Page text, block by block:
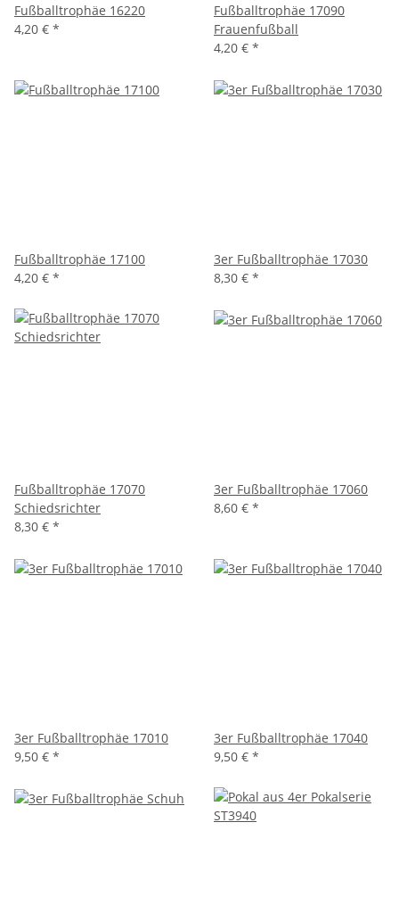
Fußballtrophäe 16220
4,20 € *
Fußballtrophäe 17090
Frauenfußball
4,20 € *
Fußballtrophäe 17100
4,20 € *
3er Fußballtrophäe 17030
8,30 € *
Fußballtrophäe 17070
Schiedsrichter
8,30 € *
3er Fußballtrophäe 17060
8,60 € *
3er Fußballtrophäe 17010
9,50 € *
3er Fußballtrophäe 17040
9,50 € *